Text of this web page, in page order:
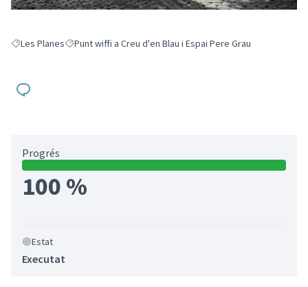
Resultats en filtrar per: Les Planes
Les PlanesResultats en filtrar per: Punt wiffi a Creu d'en Blau i Espai
Punt wiffi a Creu d'en Blau i Espai Pere Grau
Progrés
100 %
Estat
Executat